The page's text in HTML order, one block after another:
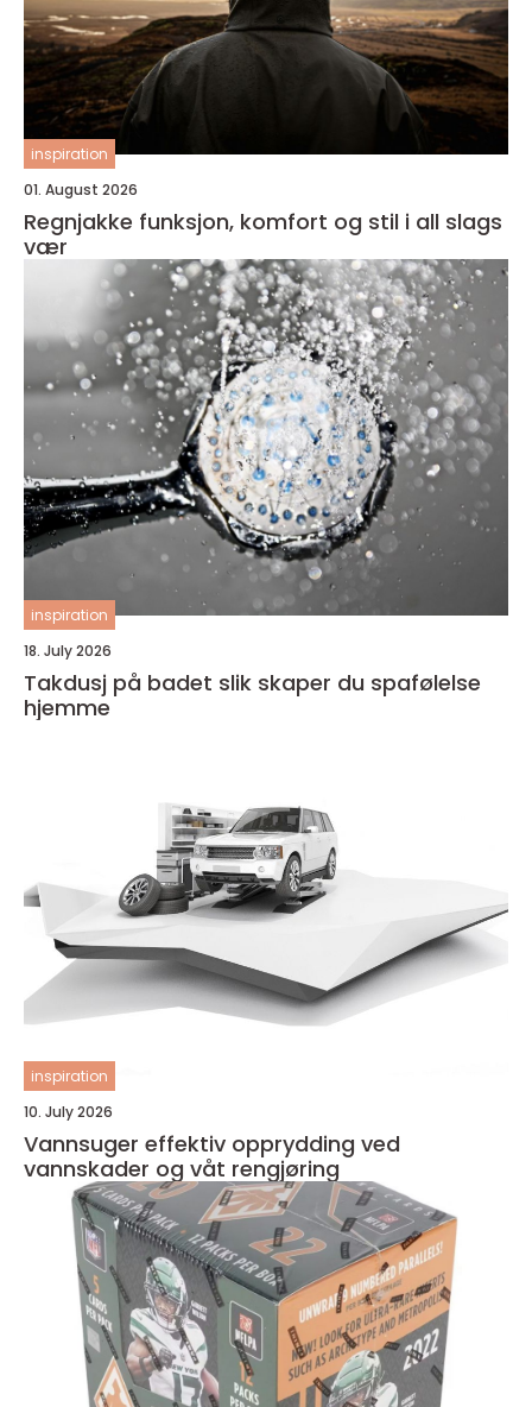
inspiration
01. August 2026
Regnjakke funksjon, komfort og stil i all slags
vær
inspiration
18. July 2026
Takdusj på badet slik skaper du spafølelse
hjemme
inspiration
10. July 2026
Vannsuger effektiv opprydding ved
vannskader og våt rengjøring